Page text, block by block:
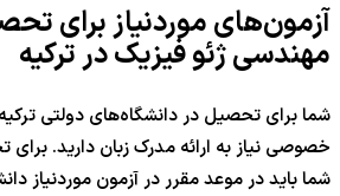
آزمون‌های موردنیاز برای
مهندسی ژئو فیزیک در ترکیه
شما برای تحصیل در دانشگاه‌های دولتی
خصوصی نیاز به ارائه مدرک زبان دارید.
شما باید در موعد مقرر در آزمون موردنیاز